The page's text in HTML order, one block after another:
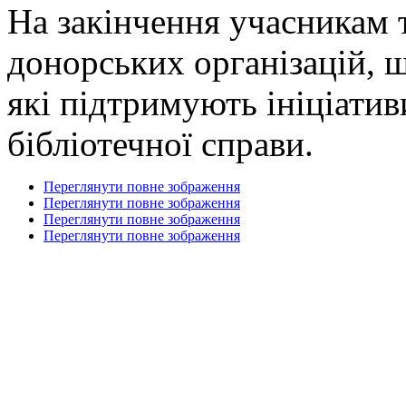
На закінчення учасникам
донорських організацій,
які підтримують
бібліотечної справи.
Переглянути повне зображення
Переглянути повне зображення
Переглянути повне зображення
Переглянути повне зображення